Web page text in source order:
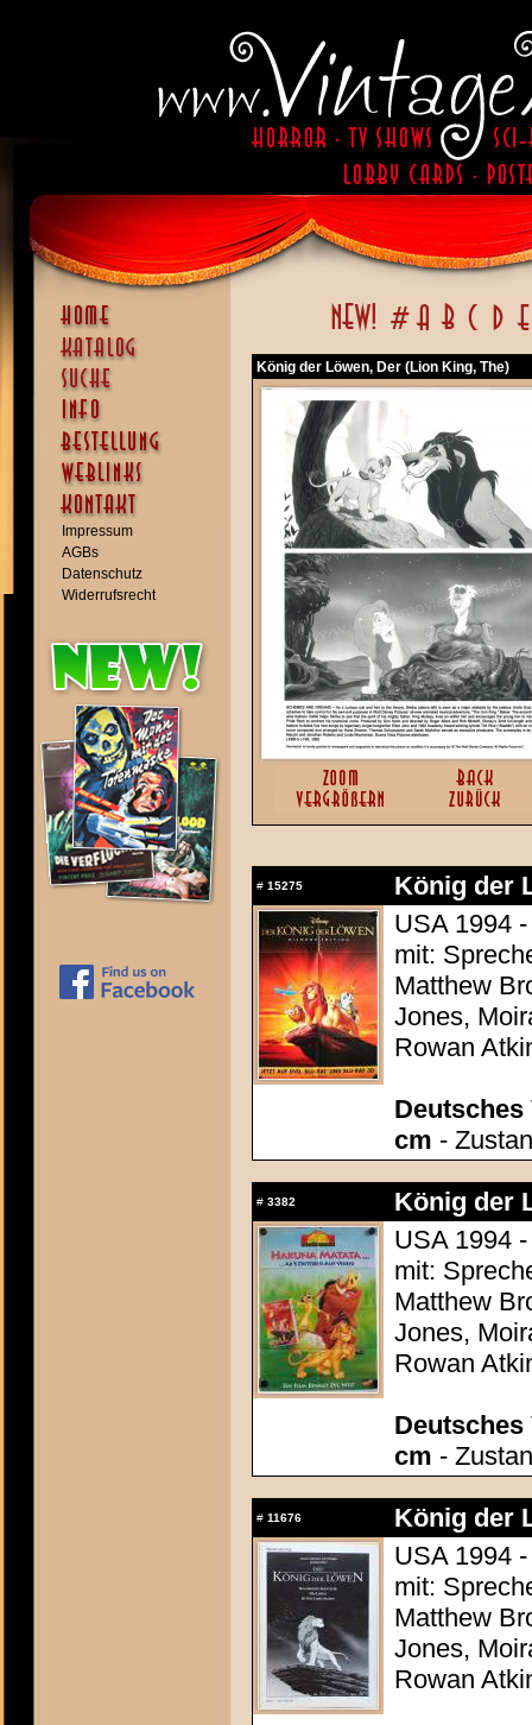
Impressum
AGBs
Datenschutz
Widerrufsrecht
König der Löwen, Der (Lion King, The)
# 15275
König der
USA 1994
mit:
Matthew
Jones,
Rowan
Deutsches
cm -
# 3382
König der
USA 1994
mit:
Matthew
Jones,
Rowan
Deutsches
cm -
# 11676
König der
USA 1994
mit:
Matthew
Jones,
Rowan